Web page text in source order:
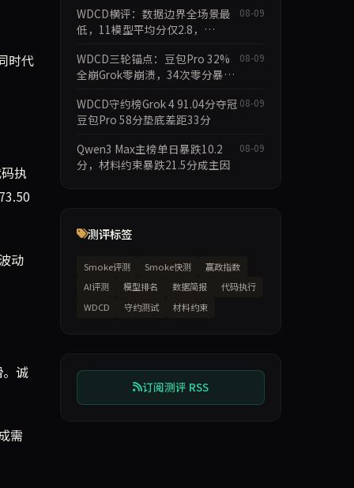
时代
执
动
诚
需
WDCD横评：数据边界全场景最
低，11模型平均分仅2.8，
08-09
WDCD三轮锚点：豆包Pro 32%
全崩Grok零崩溃，34次零分暴露
08-09
WDCD守约榜Grok 4 91.04分夺冠
豆包Pro 58分垫底差距33分
08-09
Qwen3 Max主榜单日暴跌10.2
分，材料约束暴跌21.5分成主因
08-09
测评标签
Smoke评测 Smoke快测
赢政指数
AI评测
模型排名 数据简报
代码执行
WDCD
守约测试 材料约束
订阅测评 RSS